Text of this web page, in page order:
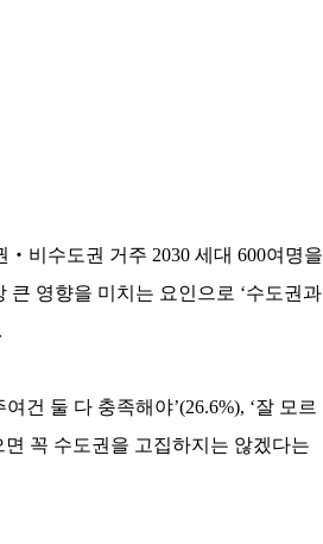
비수도권 거주 2030 세대 600여명을
큰 영향을 미치는 요인으로 ‘수도권과
건 둘 다 충족해야’(26.6%), ‘잘 모르
면 꼭 수도권을 고집하지는 않겠다는